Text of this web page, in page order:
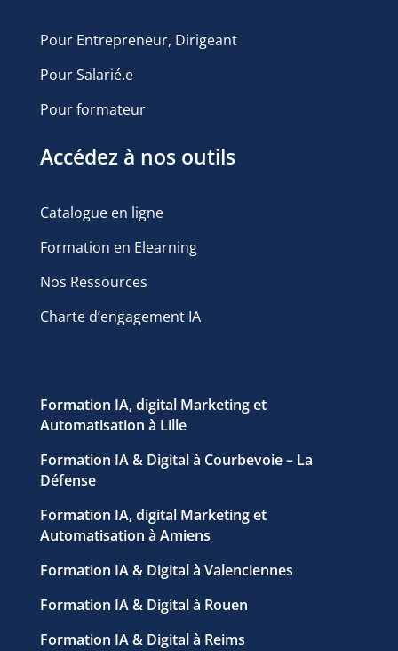
Pour Entrepreneur, Dirigeant
Pour Salarié.e
Pour formateur
Accédez à nos outils
Catalogue en ligne
Formation en Elearning
Nos Ressources
Charte d’engagement IA
Formation IA, digital Marketing et
Automatisation à Lille
Formation IA & Digital à Courbevoie – La
Défense
Formation IA, digital Marketing et
Automatisation à Amiens
Formation IA & Digital à Valenciennes
Formation IA & Digital à Rouen
Formation IA & Digital à Reims